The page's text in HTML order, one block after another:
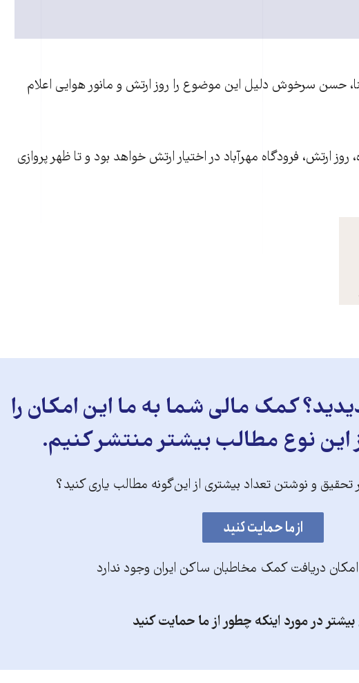
حسن سرخوش دلیل این موضوع را روز ارتش و مانور هوايی اعلام
۲۹فروردين‌ماه، روز ارتش، فرودگاه مهرآباد در اختيار ارتش خواهد بود و تا ظهر پروازی
کمک مالی شما به ما این امکان را
این نوع مطالب بیشتر منتشر کنیم.
تحقیق و نوشتن تعداد بیشتری از این‌گونه مطالب یاری کنید؟
دریافت کمک مخاطبان ساکن ایران وجود ندارد
در مورد اینکه چطور از ما حمایت کنید